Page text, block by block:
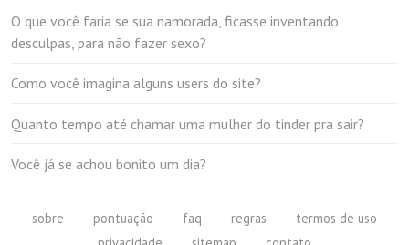
O que você faria se sua namorada, ficasse inventando
desculpas, para não fazer sexo?
Como você imagina alguns users do site?
Quanto tempo até chamar uma mulher do tinder pra sair?
Você já se achou bonito um dia?
sobre pontuação faq regras
termos de uso